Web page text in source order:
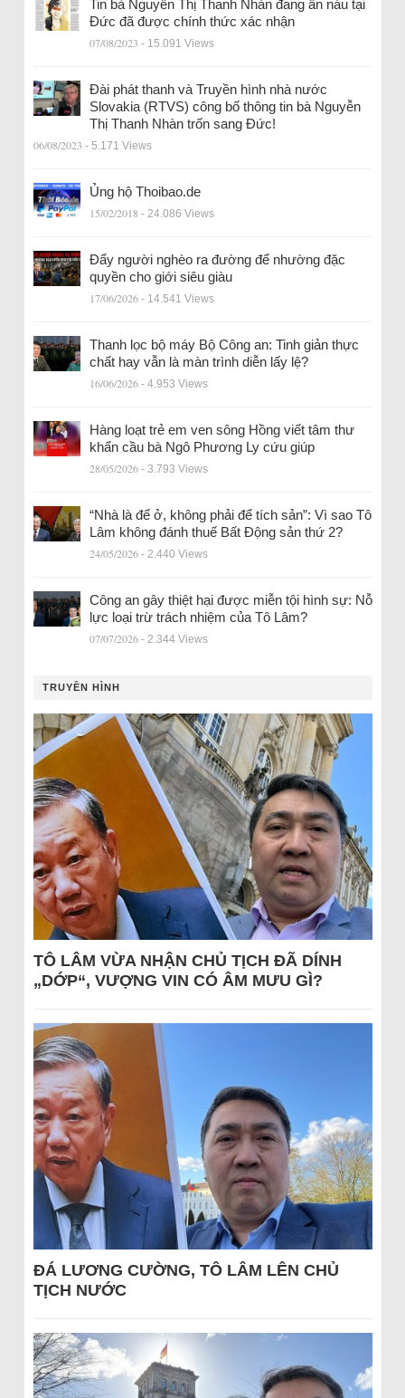
Tin bà Nguyễn Thị Thanh Nhàn đang ẩn náu tại
Đức đã được chính thức xác nhận
07/08/2023 - 15.091 Views
Đài phát thanh và Truyền hình nhà nước
Slovakia (RTVS) công bố thông tin bà Nguyễn
Thị Thanh Nhàn trốn sang Đức!
06/08/2023 - 5.171 Views
Ủng hộ Thoibao.de
15/02/2018 - 24.086 Views
Đẩy người nghèo ra đường để nhường đặc
quyền cho giới siêu giàu
17/06/2026 - 14.541 Views
Thanh lọc bộ máy Bộ Công an: Tinh giản thực
chất hay vẫn là màn trình diễn lấy lệ?
16/06/2026 - 4.953 Views
Hàng loạt trẻ em ven sông Hồng viết tâm thư
khẩn cầu bà Ngô Phương Ly cứu giúp
28/05/2026 - 3.793 Views
“Nhà là để ở, không phải để tích sản”: Vì sao Tô
Lâm không đánh thuế Bất Động sản thứ 2?
24/05/2026 - 2.440 Views
Công an gây thiệt hại được miễn tội hình sự: Nỗ
lực loại trừ trách nhiệm của Tô Lâm?
07/07/2026 - 2.344 Views
TRUYỀN HÌNH
TÔ LÂM VỪA NHẬN CHỦ TỊCH ĐÃ DÍNH
„DỚP“, VƯỢNG VIN CÓ ÂM MƯU GÌ?
ĐÁ LƯƠNG CƯỜNG, TÔ LÂM LÊN CHỦ
TỊCH NƯỚC